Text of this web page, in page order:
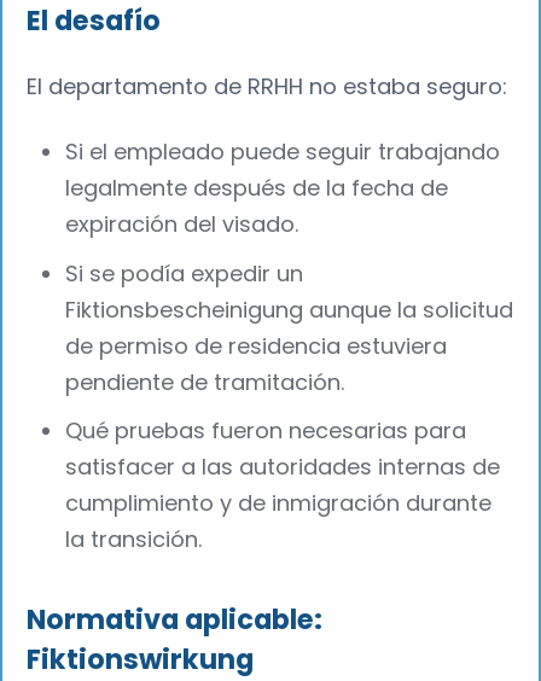
El desafío
El departamento de RRHH no estaba seguro:
Si el empleado puede seguir trabajando
legalmente después de la fecha de
expiración del visado.
Si se podía expedir un
Fiktionsbescheinigung aunque la solicitud
de permiso de residencia estuviera
pendiente de tramitación.
Qué pruebas fueron necesarias para
satisfacer a las autoridades internas de
cumplimiento y de inmigración durante
la transición.
Normativa aplicable:
Fiktionswirkung